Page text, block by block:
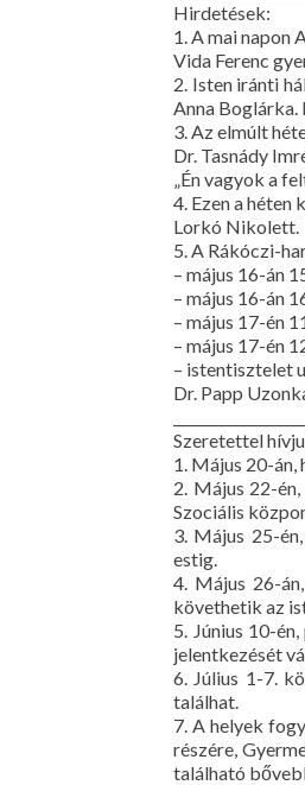
Hirdetések:
1. A mai napon
Vida Ferenc
2. Isten iránti
Anna Boglárka.
3. Az elmúlt
Dr. Tasnády
„Én vagyok a
4. Ezen a héten
Lorkó Nikolett.
5. A Rákóczi-
– május 16-án
– május 16-án
– május 17-én
– május 17-én
– istentisztelet
Dr. Papp
Szeretettel
1. Május 20-
2. Május 22-
Szociális
3. Május 25-
estig.
4. Május 26-
követhetik az
5. Június 10-
jelentkezését
6. Július 1-7.
találhat.
7. A helyek
részére,
található